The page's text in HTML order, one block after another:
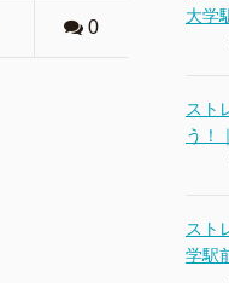
0
大学
スト
う！
スト
学駅